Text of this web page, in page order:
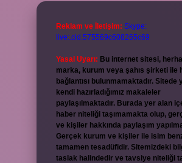
Reklam ve İletişim: Skype:
live:.cid.575569c608265c69
Yasal Uyarı: Bu internet sitesi,
marka, kurum veya şahıs şirketi ile
bağlantısı bulunmamaktadır. Sitede
kendi hazırladığımız makaleler
paylaşılmaktadır. Burada yer alan
haber niteliği taşımamakta olup,
ve kişiler hakkında paylaşım
Gerçek kurum ve kişiler ile isim
tamamen tesadüfidir. Sitemizdeki
taslak halindedir ve tavsiye niteliği